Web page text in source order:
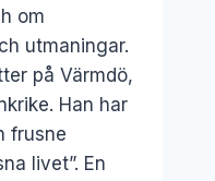
om
utmaningar.
på Värmdö,
Han har
frusne
livet”. En